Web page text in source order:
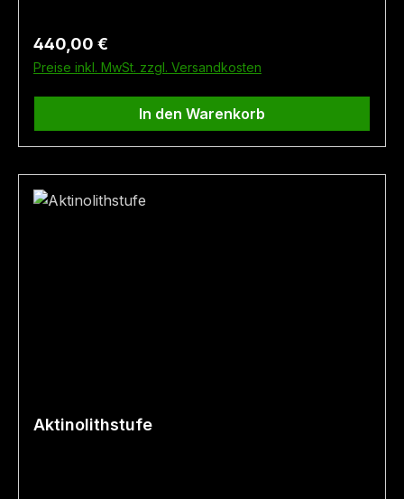
Regulärer Preis:
440,00 €
Preise inkl. MwSt. zzgl. Versandkosten
In den Warenkorb
Aktinolithstufe